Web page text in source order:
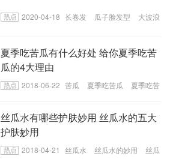
2020-04-18 长卷发 瓜子脸发型
大波浪
夏季吃苦瓜有什么好处 给你夏季吃苦
瓜的4大理由
2018-06-22 苦瓜 夏季吃苦瓜
夏季吃苦
丝瓜水有哪些护肤妙用 丝瓜水的五大
护肤妙用
2018-04-21 丝瓜水 丝瓜水的妙用
丝瓜